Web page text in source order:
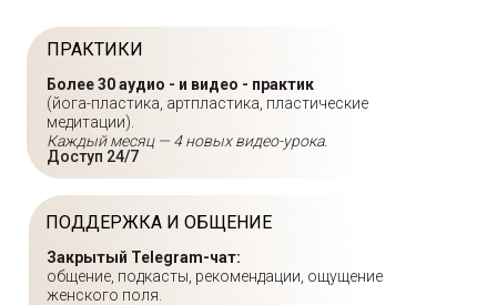
Более 30 аудио - и видео - практик
(йога-пластика, артпластика, пластические
медитации).
Каждый месяц — 4 новых видео-урока.
Доступ 24/7
ПРАКТИКИ
Закрытый Telegram-чат:
общение, подкасты, рекомендации, ощущение
женского поля.
ПОДДЕРЖКА И ОБЩЕНИЕ